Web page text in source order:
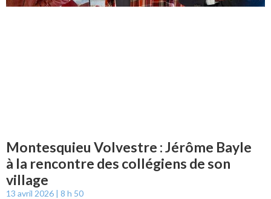
Montesquieu Volvestre : Jérôme Bayle
à la rencontre des collégiens de son
village
13 avril 2026 8 h 50